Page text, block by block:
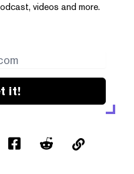
videos and more.
it!